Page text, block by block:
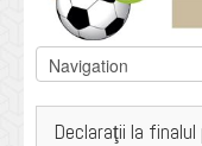
Declaraţii la